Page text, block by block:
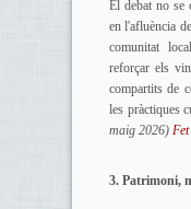
El debat no se
en l'afluència
comunitat
reforçar els
compartits de
les pràctiques
maig 2026)
3. Patrimoni,